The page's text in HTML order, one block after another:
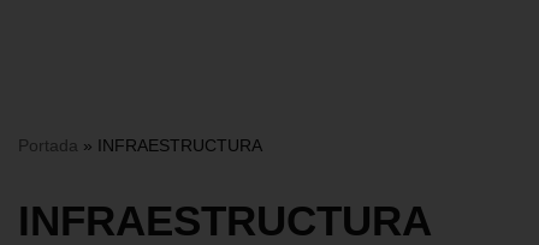
Portada » INFRAESTRUCTURA
INFRAESTRUCTURA